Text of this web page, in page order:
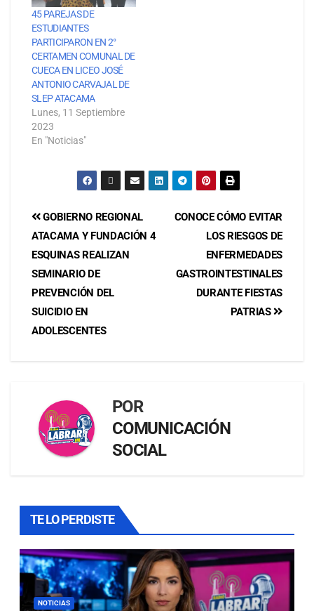
45 PAREJAS DE
ESTUDIANTES
PARTICIPARON EN 2°
CERTAMEN COMUNAL DE
CUECA EN LICEO JOSÉ
ANTONIO CARVAJAL DE
SLEP ATACAMA
Lunes, 11 Septiembre
2023
En "Noticias"
CONOCE CÓMO EVITAR
LOS RIESGOS DE
ENFERMEDADES
GASTROINTESTINALES
DURANTE FIESTAS
PATRIAS
GOBIERNO REGIONAL
ATACAMA Y FUNDACIÓN 4
ESQUINAS REALIZAN
SEMINARIO DE
PREVENCIÓN DEL
SUICIDIO EN
ADOLESCENTES
POR
COMUNICACIÓN
SOCIAL
TE LO PERDISTE
NOTICIAS